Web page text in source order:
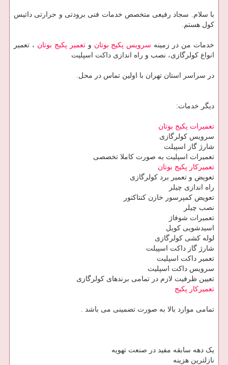
با سلام. سجاد رفیعی متخصص خدمات فنی برودتی و حرارتی داتیس
کول هستم.
خدمات من در زمینه سرویس پکیج بوتان وتعمیر پکیج بوتان ، تعمیر
انواع کولرگازی، نصب و راه اندازی داکت اسپلیت
در سراسر استان تهران با اولین تماس در محل.
دیگر خدمات:
تعمیرات پکیج بوتان
سرویس کولرگازی
شارژ گاز اسپیلت
تعمیرات اسپلیت به صورت کاملا تخصصی
تعمیرکار پکیج بوتان
تعویض و تعمیر برد کولرگازی
راه اندازی چیلر
تعویض کمپرسور خازن کنتاکتور
نصب چیلر
تعمیرات شوفاژ
اسیدشویی کویل
لوله کشی کولرگازی
شارژ گاز داکت اسپیلت
تعمیر داکت اسپلیت
سرویس داکت اسپلیت
تعیین ظرفیت لازم در تمامی برندهای کولرگازی
تعمیرکار پکیج
تمامی موارد بالا به صورت تضمینی می باشد .
یک دهه سابقه مفید در صنعت تهویه
نازلترین هزینه